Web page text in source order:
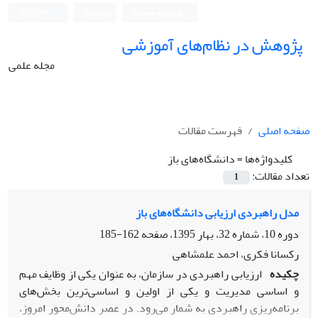
پژوهش در نظام‌های آموزشی
مجله علمی
صفحه اصلی
فهرست مقالات
کلیدواژه‌ها =دانشگاه‌های باز
تعداد مقالات:
1
مدل راهبردی ارزیابی دانشگاه‌های باز
دوره 10، شماره 32، بهار 1395، صفحه
162-185
رکسانا فکری، احمد علمشاهی
چکیده ارزیابی راهبردی در سازمان، به عنوان یکی از وظایف مهم
و اساسی مدیریت و یکی از اولین و اساسی‌ترین بخش‌های
برنامه‌ریزی راهبردی به شمار می‌رود. در عصر دانش‌محور امروز،